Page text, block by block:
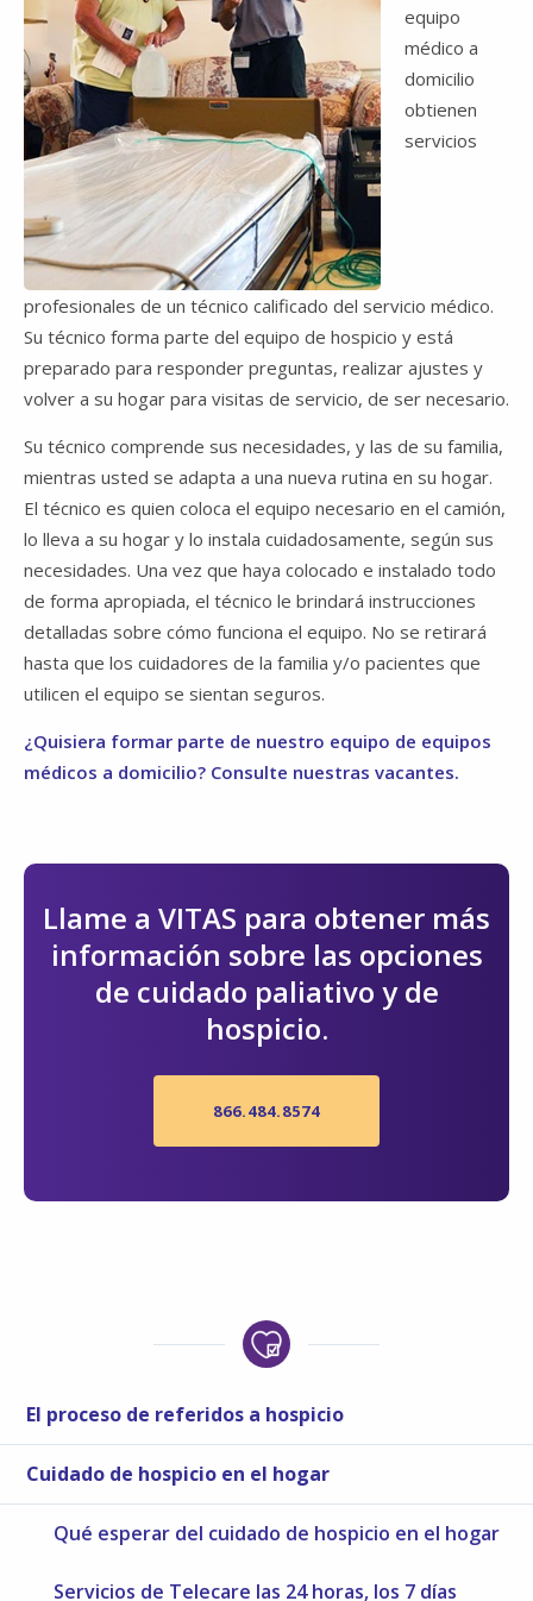
equipo
médico a
domicilio
obtienen
servicios
profesionales de un técnico calificado del servicio médico.
Su técnico forma parte del equipo de hospicio y está
preparado para responder preguntas, realizar ajustes y
volver a su hogar para visitas de servicio, de ser necesario.
Su técnico comprende sus necesidades, y las de su familia,
mientras usted se adapta a una nueva rutina en su hogar.
El técnico es quien coloca el equipo necesario en el camión,
lo lleva a su hogar y lo instala cuidadosamente, según sus
necesidades. Una vez que haya colocado e instalado todo
de forma apropiada, el técnico le brindará instrucciones
detalladas sobre cómo funciona el equipo. No se retirará
hasta que los cuidadores de la familia y/o pacientes que
utilicen el equipo se sientan seguros.
¿Quisiera formar parte de nuestro equipo de equipos
médicos a domicilio? Consulte nuestras vacantes.
Llame a VITAS para obtener más
información sobre las opciones
de cuidado paliativo y de
hospicio.
866.484.8574
El proceso de referidos a hospicio
Cuidado de hospicio en el hogar
Qué esperar del cuidado de hospicio en el hogar
Servicios de Telecare las 24 horas, los 7 días